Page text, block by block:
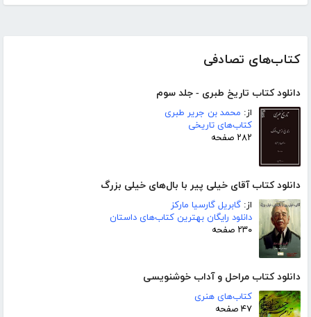
کتاب‌های تصادفی
دانلود کتاب تاریخ طبری - جلد سوم
از: محمد بن جریر طبری
کتاب‌های تاریخی
۲۸۲ صفحه
دانلود کتاب آقای خیلی پیر با بال‌‌های خیلی بزرگ
از: گابریل گارسیا مارکز
دانلود رایگان بهترین کتاب‌های داستان
۲۳۰ صفحه
دانلود کتاب مراحل و آداب خوشنویسی
کتاب‌های هنری
۴۷ صفحه